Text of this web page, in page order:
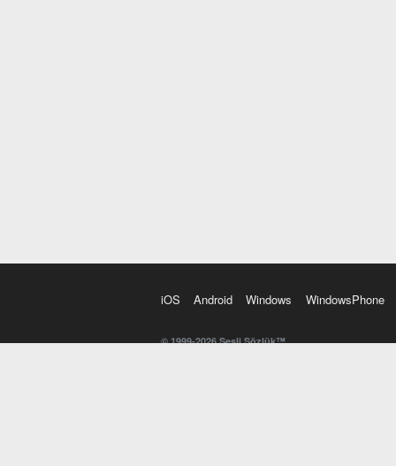
iOS Android Windows WindowsPhone
© 1999-2026 Sesli Sözlük™